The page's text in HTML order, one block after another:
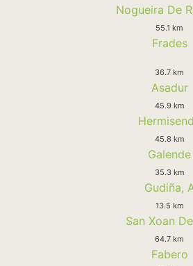
Nogueira De
55.1 km
Frades
36.7 km
Asadur
45.9 km
45.8 km
Galende
35.3 km
Gudiña,
13.5 km
San Xoan
64.7 km
Fabero